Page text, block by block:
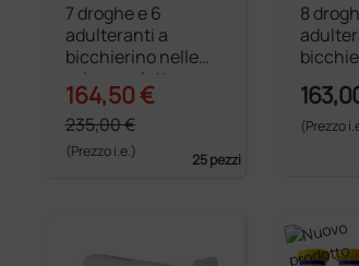
7 droghe e 6
adulteranti a
bicchierino nelle
urine per lettore
droghe
164,50 €
235,00 €
(Prezzo i.e.) 25 pezzi
8
(Prezzo